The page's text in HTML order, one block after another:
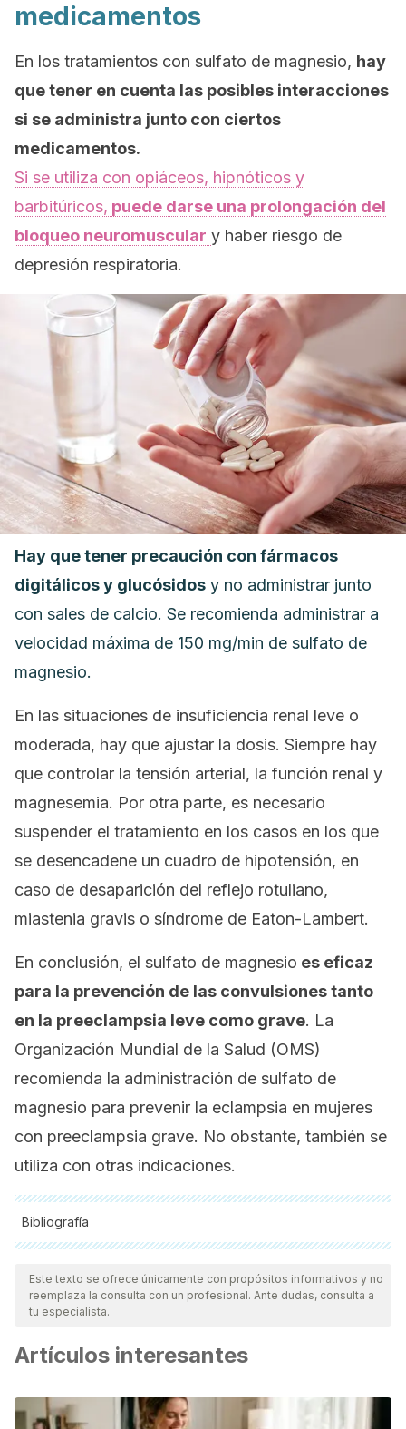
medicamentos
En los tratamientos con sulfato de magnesio, hay
que tener en cuenta las posibles interacciones
si se administra junto con ciertos
medicamentos.
Si se utiliza con opiáceos, hipnóticos y
barbitúricos, puede darse una prolongación del
bloqueo neuromuscular y haber riesgo de
depresión respiratoria.
Hay que tener precaución con fármacos
digitálicos y glucósidos y no administrar junto
con sales de calcio. Se recomienda administrar a
velocidad máxima de 150 mg/min de sulfato de
magnesio.
En las situaciones de insuficiencia renal leve o
moderada, hay que ajustar la dosis. Siempre hay
que controlar la tensión arterial, la función renal y
magnesemia. Por otra parte, es necesario
suspender el tratamiento en los casos en los que
se desencadene un cuadro de hipotensión, en
caso de desaparición del reflejo rotuliano,
miastenia gravis o síndrome de Eaton-Lambert.
En conclusión, el sulfato de magnesio es eficaz
para la prevención de las convulsiones tanto
en la preeclampsia leve como grave. La
Organización Mundial de la Salud (OMS)
recomienda la administración de sulfato de
magnesio para prevenir la eclampsia en mujeres
con preeclampsia grave. No obstante, también se
utiliza con otras indicaciones.
Bibliografía
Todas las fuentes citadas fueron revisadas a profundidad por
nuestro equipo, para asegurar su calidad, confiabilidad,
vigencia y validez.La bibliografía de este artículo fue
científica.
Abad, C., Piñero, S., Proverbio, T., Proverbio, F., & Marín, R.
(2005). Sulfato de magnesio: ¿UNA panacea?
Interciencia
Este texto se ofrece únicamente con propósitos informativos y no
reemplaza la consulta con un profesional. Ante dudas, consulta a
tu especialista.
Artículos interesantes